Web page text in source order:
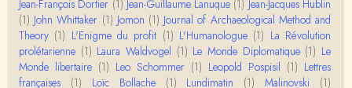
Yves Le Dantec
Affligeant, ce documentaire. Ca me fait me deman
der : est-ce que tenter de revoir l'histoire des…
Boudjemaa Sedira
Jean-François Dortier (1) Jean-Guillaume Lanuque (1) Jean-Jacques Hublin
(1) John Whittaker (1) Jomon (1) Journal of Archaeological Method and
Theory (1) L'Enigme du profit (1) L'Humanologue (1) La Révolution
prolétarienne (1) Laura Waldvogel (1) Le Monde Diplomatique (1) Le
Monde libertaire (1) Leo Schommer (1) Leopold Pospisil (1) Lettres
françaises
(1) Loïc Bollache (1) Lundimatin (1) Malinovski
(1)